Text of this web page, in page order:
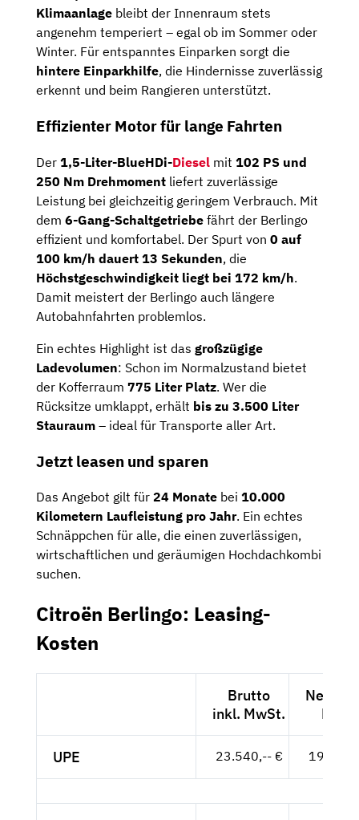
Klimaanlage bleibt der Innenraum stets
angenehm temperiert – egal ob im Sommer oder
Winter. Für entspanntes Einparken sorgt die
hintere Einparkhilfe, die Hindernisse zuverlässig
erkennt und beim Rangieren unterstützt.
Effizienter Motor für lange Fahrten
Der 1,5-Liter-BlueHDi-Diesel mit 102 PS und
250 Nm Drehmoment liefert zuverlässige
Leistung bei gleichzeitig geringem Verbrauch. Mit
dem 6-Gang-Schaltgetriebe fährt der Berlingo
effizient und komfortabel. Der Spurt von 0 auf
100 km/h dauert 13 Sekunden, die
Höchstgeschwindigkeit liegt bei 172 km/h.
Damit meistert der Berlingo auch längere
Autobahnfahrten problemlos.
Ein echtes Highlight ist das großzügige
Ladevolumen: Schon im Normalzustand bietet
der Kofferraum 775 Liter Platz. Wer die
Rücksitze umklappt, erhält bis zu 3.500 Liter
Stauraum – ideal für Transporte aller Art.
Jetzt leasen und sparen
Das Angebot gilt für 24 Monate bei 10.000
Kilometern Laufleistung pro Jahr. Ein echtes
Schnäppchen für alle, die einen zuverlässigen,
wirtschaftlichen und geräumigen Hochdachkombi
suchen.
Citroën Berlingo: Leasing-
Kosten
Brutto
inkl. MwSt.
Netto
UPE 23.540,-- €